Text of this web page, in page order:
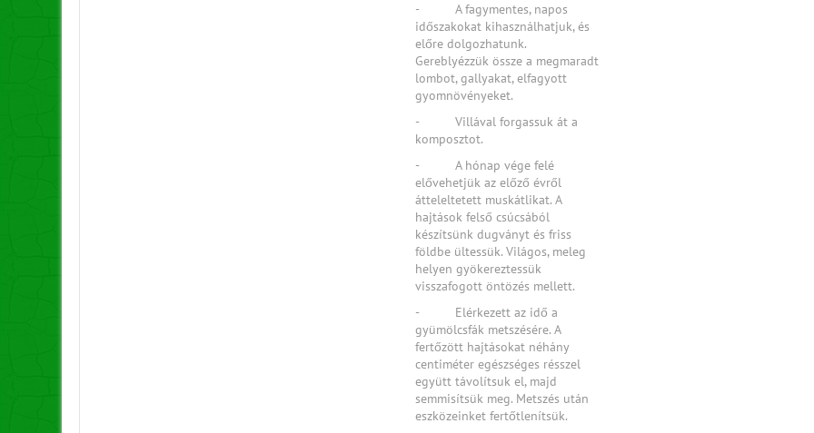
- A fagymentes, napos
időszakokat kihasználhatjuk, és
előre dolgozhatunk.
Gereblyézzük össze a megmaradt
lombot, gallyakat, elfagyott
gyomnövényeket.
- Villával forgassuk át a
komposztot.
- A hónap vége felé
elővehetjük az előző évről
átteleltetett muskátlikat. A
hajtások felső csúcsából
készítsünk dugványt és friss
földbe ültessük. Világos, meleg
helyen gyökereztessük
visszafogott öntözés mellett.
- Elérkezett az idő a
gyümölcsfák metszésére. A
fertőzött hajtásokat néhány
centiméter egészséges résszel
együtt távolítsuk el, majd
semmisítsük meg. Metszés után
eszközeinket fertőtlenítsük.